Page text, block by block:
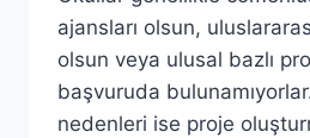
ajansları olsun,
olsun veya ulusal bazlı
başvuruda
nedenleri ise proje